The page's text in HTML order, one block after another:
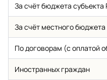
За счёт бюджета субъекта
За счёт местного бюджета
По договорам (с оплатой
Иностранных граждан